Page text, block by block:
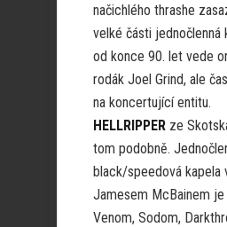
načichlého thrashe
velké části jednočlenná
od konce 90. let vede
rodák Joel Grind, ale
na koncertující entitu.
HELLRIPPER ze
tom podobně.
black/speedová kapela
Jamesem McBainem je
Venom, Sodom,